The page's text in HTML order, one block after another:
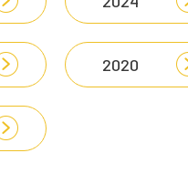
2020